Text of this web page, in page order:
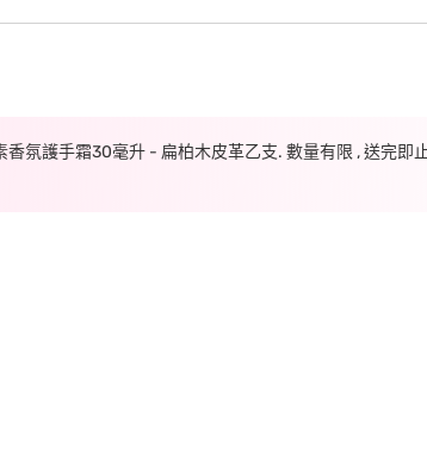
香氛護手霜30毫升 - 扁柏木皮革乙支. 數量有限 , 送完即